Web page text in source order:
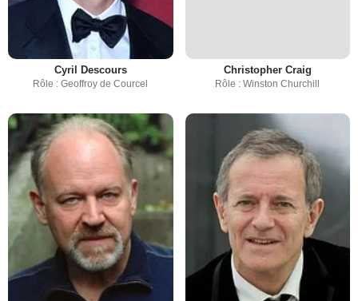
Cyril Descours
Rôle : Geoffroy de Courcel
Christopher Craig
Rôle : Winston Churchill